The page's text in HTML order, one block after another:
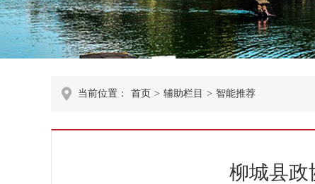
当前位置： 首页 > 辅助栏目 > 智能推荐
柳城县政